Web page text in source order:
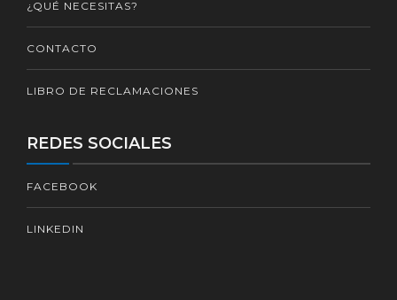
¿QUÉ NECESITAS?
CONTACTO
LIBRO DE RECLAMACIONES
REDES SOCIALES
FACEBOOK
LINKEDIN